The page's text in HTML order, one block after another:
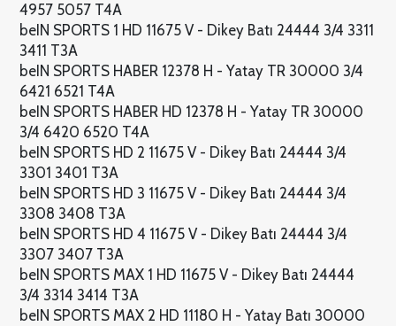
4957 5057 T4A
beIN SPORTS 1 HD 11675 V - Dikey Batı 24444 3/4 3311
3411 T3A
beIN SPORTS HABER 12378 H - Yatay TR 30000 3/4
6421 6521 T4A
beIN SPORTS HABER HD 12378 H - Yatay TR 30000
3/4 6420 6520 T4A
beIN SPORTS HD 2 11675 V - Dikey Batı 24444 3/4
3301 3401 T3A
beIN SPORTS HD 3 11675 V - Dikey Batı 24444 3/4
3308 3408 T3A
beIN SPORTS HD 4 11675 V - Dikey Batı 24444 3/4
3307 3407 T3A
beIN SPORTS MAX 1 HD 11675 V - Dikey Batı 24444
3/4 3314 3414 T3A
beIN SPORTS MAX 2 HD 11180 H - Yatay Batı 30000